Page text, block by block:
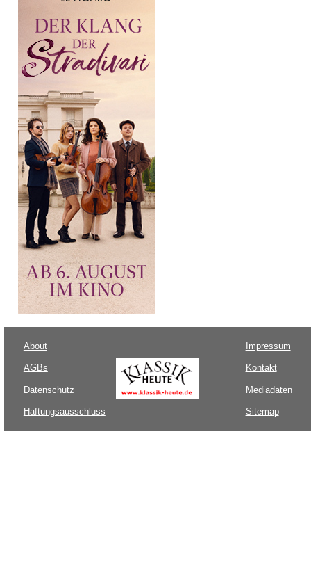
About
AGBs
Datenschutz
Haftungsausschluss
Impressum
Kontakt
Mediadaten
Sitemap